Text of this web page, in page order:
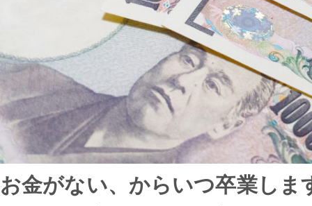
お金がない、からいつ卒業しま